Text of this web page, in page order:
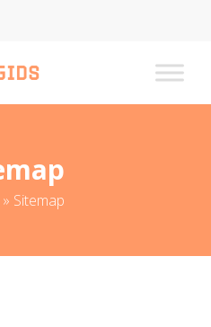
» Sitemap